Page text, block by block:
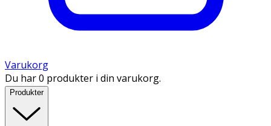
Varukorg
Du har 0 produkter i din varukorg.
Produkter